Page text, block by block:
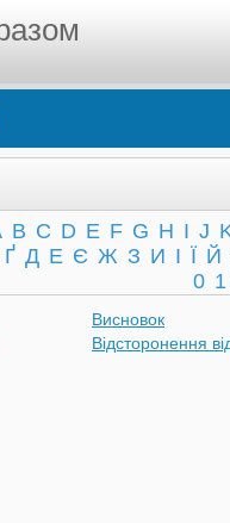
B C D E F G H I J
Ґ Д Е Є Ж З И І Ї Й
0 1
Висновок
Відсторонення